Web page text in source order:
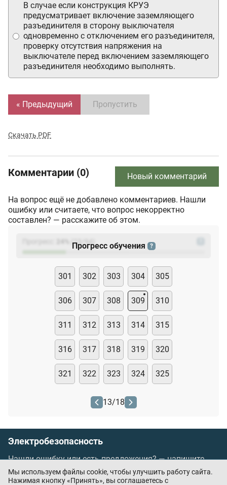
В случае если конструкция КРУЭ
предусматривает включение заземляющего
разъединителя в сторону выключателя
одновременно с отключением его разъединителя,
проверку отсутствия напряжения на
выключателе перед включением заземляющего
разъединителя необходимо выполнять.
« Предыдущий Пропустить
Скачать PDF
Комментарии (0) Новый комментарий
На вопрос ещё не добавлено комментариев. Нашли
ошибку или считаете, что вопрос некорректно
составлен? — расскажите об этом.
(23
Прогресс обучения ?
301 302 303 304 305
306 307 308 309 310
311 312 313 314 315
316 317 318 319 320
321 322 323 324 325
13/18
Электробезопасность
Нашли ошибку или есть предложения? —напишите
нам
Порядок проведения оплаты по банковским
Мы используем файлы cookie, чтобы улучшить работу сайта.
Нажимая кнопку «Принять», вы соглашаетесь с